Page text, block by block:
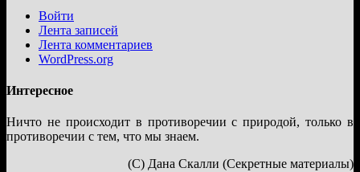
Войти
Лента записей
Лента комментариев
WordPress.org
Интересное
Ничто не происходит в противоречии с природой, только в
противоречии с тем, что мы знаем.
(С) Дана Скалли (Секретные материалы)